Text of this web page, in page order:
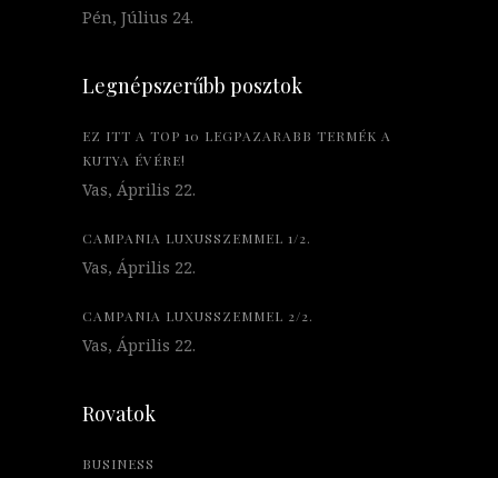
Pén, Július 24.
Legnépszerűbb posztok
EZ ITT A TOP 10 LEGPAZARABB TERMÉK A
KUTYA ÉVÉRE!
Vas, Április 22.
CAMPANIA LUXUSSZEMMEL 1/2.
Vas, Április 22.
CAMPANIA LUXUSSZEMMEL 2/2.
Vas, Április 22.
Rovatok
BUSINESS